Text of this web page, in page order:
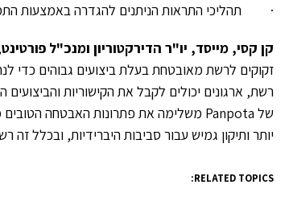
· תהליכי התראות הניתנים להגדרה באמצעות
קן קסי, מייסד, יו"ר הדירקטוריון ומנכ"ל פורטינט
זקוקים לרשת מאובטחת בעלת ביצועים גבוהים
רשת, ארגונים יכולים לקבל את הקישוריות
יותר ותיקון גמיש עבור סביבות היברידיות, ובכלל
RELATED TOPICS: